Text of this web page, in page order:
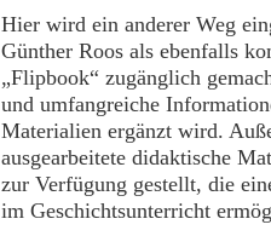
Hier wird ein anderer Weg
Günther Roos als ebenfalls
„Flipbook“ zugänglich
und umfangreiche
Materialien ergänzt wird.
ausgearbeitete didaktische
zur Verfügung gestellt, die
im Geschichtsunterricht